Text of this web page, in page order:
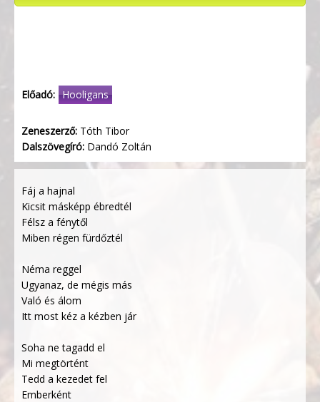
Előadó: Hooligans
Zeneszerző: Tóth Tibor
Dalszövegíró: Dandó Zoltán
Fáj a hajnal
Kicsit másképp ébredtél
Félsz a fénytől
Miben régen fürdőztél
Néma reggel
Ugyanaz, de mégis más
Való és álom
Itt most kéz a kézben jár
Soha ne tagadd el
Mi megtörtént
Tedd a kezedet fel
Emberként